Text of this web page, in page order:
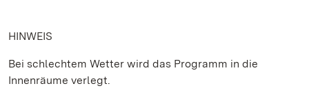
HINWEIS
Bei schlechtem Wetter wird das Programm in die
Innenräume verlegt.